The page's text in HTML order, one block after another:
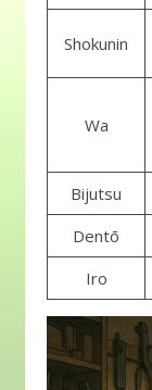
Shokunin
Wa
Bijutsu
Dentō
Iro